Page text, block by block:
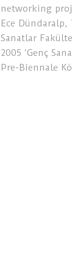
networking
Ece Dündaralp,
Sanatlar
2005 ‘Genç
Pre-Biennale